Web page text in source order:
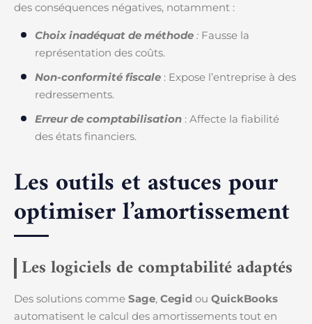
des conséquences négatives, notamment :
Choix inadéquat de méthode : Fausse la
représentation des coûts.
Non-conformité fiscale : Expose l’entreprise à des
redressements.
Erreur de comptabilisation : Affecte la fiabilité
des états financiers.
Les outils et astuces pour
optimiser l’amortissement
Les logiciels de comptabilité adaptés
Des solutions comme Sage, Cegid ou QuickBooks
automatisent le calcul des amortissements tout en